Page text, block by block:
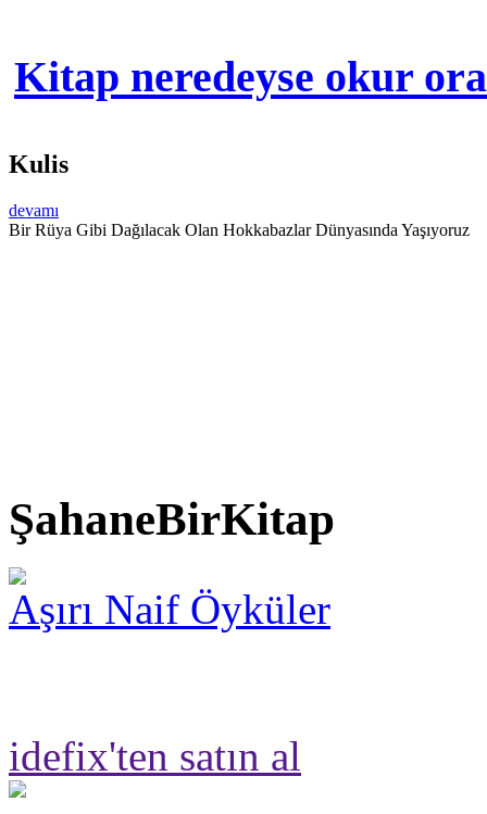
Kitap neredeyse okur
Kulis
devamı
Bir Rüya Gibi Dağılacak Olan Hokkabazlar Dünyasında Yaşıyoruz
ŞahaneBirKitap
Aşırı Naif Öyküler
idefix'ten satın al